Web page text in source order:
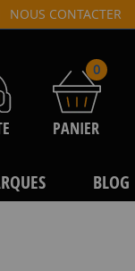
NOUS CONTACTER
0
PANIER
BLOG